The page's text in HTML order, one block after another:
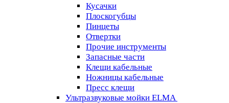
Кусачки
Плоскогубцы
Пинцеты
Отвертки
Прочие инструменты
Запасные части
Клещи кабельные
Ножницы кабельные
Пресс клещи
Ультразвуковые мойки ELMA